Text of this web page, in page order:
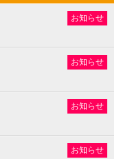
お知らせ
お知らせ
お知らせ
お知らせ